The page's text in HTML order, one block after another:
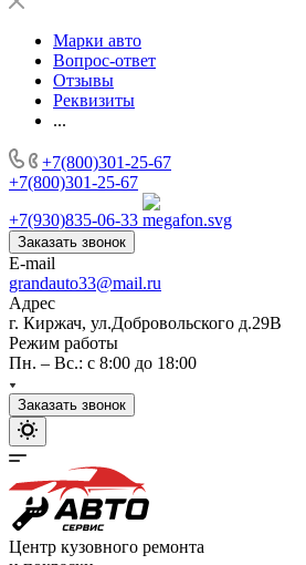
Марки авто
Вопрос-ответ
Отзывы
Реквизиты
...
+7(800)301-25-67
+7(800)301-25-67
+7(930)835-06-33
Заказать звонок
E-mail
grandauto33@mail.ru
Адрес
г. Киржач, ул.Добровольского д.29В
Режим работы
Пн. – Вс.: с 8:00 до 18:00
Заказать звонок
Центр кузовного ремонта